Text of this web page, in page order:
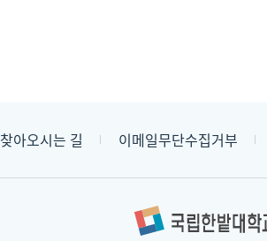
찾아오시는 길 이메일무단수집거부